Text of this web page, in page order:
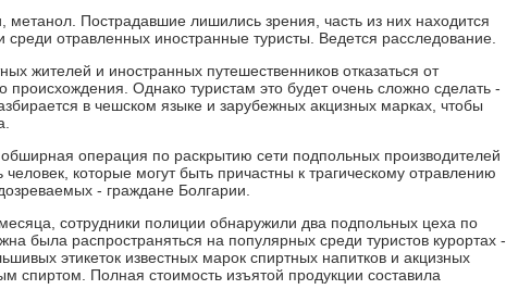
Пострадавшие лишились зрения, часть из них находится
отравленных иностранные туристы. Ведется расследование.
жителей и иностранных путешественников отказаться от
происхождения. Однако туристам это будет очень сложно сделать -
в чешском языке и зарубежных акцизных марках, чтобы
операция по раскрытию сети подпольных производителей
которые могут быть причастны к трагическому отравлению
- граждане Болгарии.
сотрудники полиции обнаружили два подпольных цеха по
была распространяться на популярных среди туристов курортах -
этикеток известных марок спиртных напитков и акцизных
спиртом. Полная стоимость изъятой продукции составила